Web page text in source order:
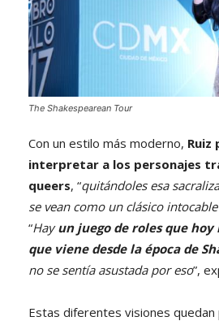
The Shakespearean Tour
Con un estilo más moderno, Ruiz
interpretar a los personajes
queers, “quitándoles esa
se vean como un clásico
“Hayun juego de roles que hoy
que viene desde la época de
no se sentía asustada por eso”,
Estas diferentes visiones quedan